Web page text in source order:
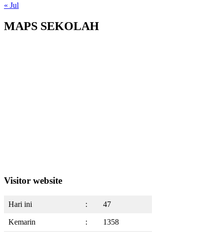
« Jul
MAPS SEKOLAH
Visitor website
Hari ini : 47
Kemarin : 1358